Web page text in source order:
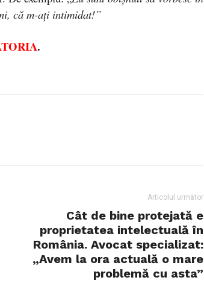
că m-ați intimidat!”
.
Articolul următor
Cât de bine protejată e
proprietatea intelectuală în
România. Avocat specializat:
„Avem la ora actuală o mare
problemă cu asta”